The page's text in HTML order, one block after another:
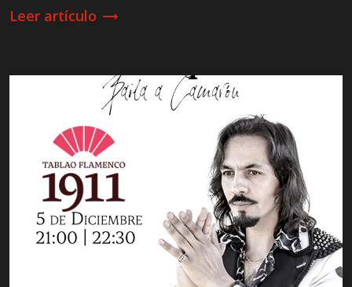
Leer artículo trending_flat